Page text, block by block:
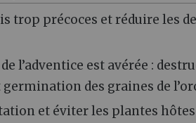
trop précoces et réduire les
l’adventice est avérée :
des graines de
et éviter les plantes hôtes